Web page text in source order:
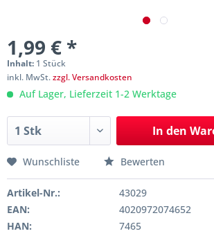
1,99 € *
Inhalt: 1 Stück
inkl. MwSt.zzgl. Versandkosten
Auf Lager, Lieferzeit 1-2 Werktage
In den
Wunschliste Bewerten
Artikel-Nr.:
43029
EAN:
4020972074652
HAN:
7465